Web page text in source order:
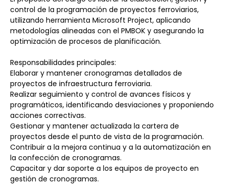
control de la programación de proyectos ferroviarios,
utilizando herramienta Microsoft Project, aplicando
metodologías alineadas con el PMBOK y asegurando la
optimización de procesos de planificación.
Responsabilidades principales:
Elaborar y mantener cronogramas detallados de
proyectos de infraestructura ferroviaria.
Realizar seguimiento y control de avances físicos y
programáticos, identificando desviaciones y proponiendo
acciones correctivas.
Gestionar y mantener actualizada la cartera de
proyectos desde el punto de vista de la programación.
Contribuir a la mejora continua y a la automatización en
la confección de cronogramas.
Capacitar y dar soporte a los equipos de proyecto en
gestión de cronogramas.